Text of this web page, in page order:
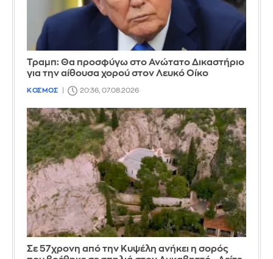
Τραμπ: Θα προσφύγω στο Ανώτατο Δικαστήριο
για την αίθουσα χορού στον Λευκό Οίκο
ΚΟΣΜΟΣ 20:36, 07.08.2026
Σε 57χρονη από την Κυψέλη ανήκει η σορός